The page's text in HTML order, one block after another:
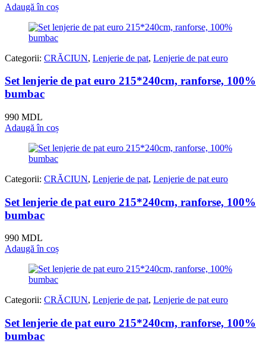
Adaugă în coș
Categorii: CRĂCIUN, Lenjerie de pat, Lenjerie de pat euro
Set lenjerie de pat euro 215*240cm, ranforse, 100%
bumbac
990 MDL
Adaugă în coș
Categorii: CRĂCIUN, Lenjerie de pat, Lenjerie de pat euro
Set lenjerie de pat euro 215*240cm, ranforse, 100%
bumbac
990 MDL
Adaugă în coș
Categorii: CRĂCIUN, Lenjerie de pat, Lenjerie de pat euro
Set lenjerie de pat euro 215*240cm, ranforse, 100%
bumbac